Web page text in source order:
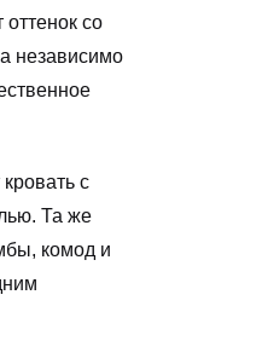
оттенок со
независимо
с
Та же
комод и